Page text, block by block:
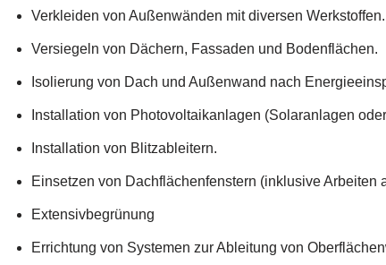
Verkleiden von Außenwänden mit diversen Werkstoffen.
Versiegeln von Dächern, Fassaden und Bodenflächen.
Isolierung von Dach und Außenwand nach
Installation von Photovoltaikanlagen (Solaranlagen
Installation von Blitzableitern.
Einsetzen von Dachflächenfenstern (inklusive Arbeiten
Extensivbegrünung
Errichtung von Systemen zur Ableitung von